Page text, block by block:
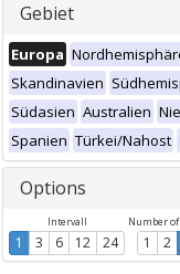
Gebiet
Europa
Skandinavien
Südasien Australien
Spanien Türkei/Nahost
Options
Intervall
1 3 6 12 24
Number
1 2